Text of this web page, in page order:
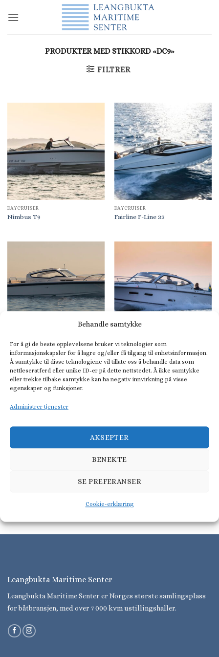
Behandle samtykke
For å gi de beste opplevelsene bruker vi teknologier som
informasjonskapsler for å lagre og/eller få tilgang til enhetsinformasjon.
Å samtykke til disse teknologiene vil tillate oss å behandle data som
nettleseratferd eller unike ID-er på dette nettstedet. Å ikke samtykke
eller trekke tilbake samtykke kan ha negativ innvirkning på visse
egenskaper og funksjoner.
Administrer tjenester
AKSEPTER
BENEKTE
SE PREFERANSER
Cookie-erklæring
PRODUKTER MED STIKKORD «DC9»
FILTRER
DAYCRUISER
Nimbus T9
DAYCRUISER
Fairline F-Line 33
DAYCRUISER
Nimbus W9
CABINCRUISER
Nimbus 305 Drophead
Leangbukta Maritime Senter
Leangbukta Maritime Senter er Norges største samlingsplass
for båtbransjen, med over 7 000 kvm ustillingshaller.